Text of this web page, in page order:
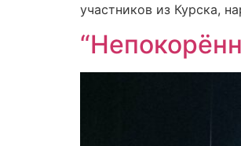
участников из Курска,